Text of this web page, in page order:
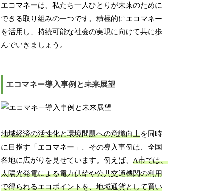
エコマネーは、私たち一人ひとりが未来のために
できる取り組みの一つです。積極的にエコマネー
を活用し、持続可能な社会の実現に向けて共に歩
んでいきましょう。
エコマネー導入事例と未来展望
地域経済の活性化と環境問題への意識向上を同時
に目指す「エコマネー」。その導入事例は、全国
各地に広がりを見せています。例えば、A市では、
太陽光発電による電力供給や公共交通機関の利用
で得られるエコポイントを、地域通貨として買い